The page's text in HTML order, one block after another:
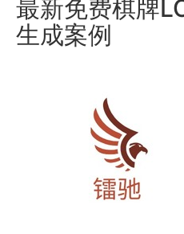
最新免费棋牌
生成案例